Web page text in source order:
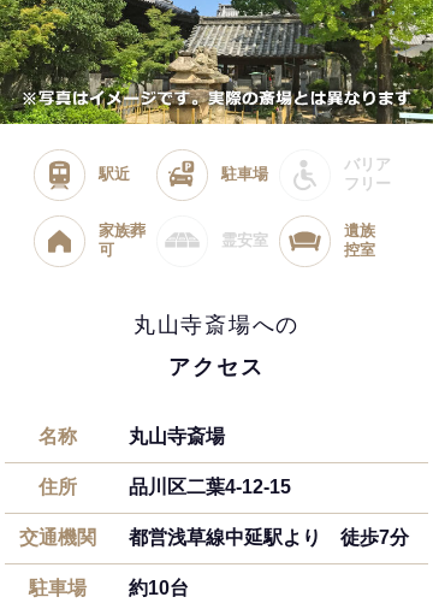
駅近 駐車場
バリア
フリー
家族葬
可
霊安室
遺族
控室
丸山寺斎場への
アクセス
名称 丸山寺斎場
住所 品川区二葉4-12-15
交通機関 都営浅草線中延駅より 徒歩7分
駐車場 約10台